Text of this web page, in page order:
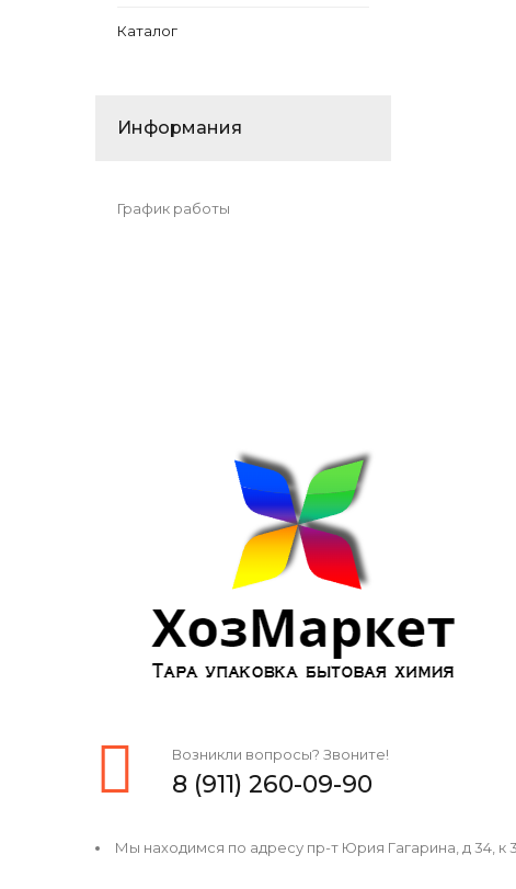
Каталог
Информания
График работы
Возникли вопросы? Звоните!
8 (911) 260-09-90
Мы находимся по адресу пр-т Юрия Гагарина, д 34, к